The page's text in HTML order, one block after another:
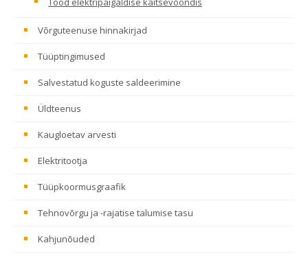
Võrguteenuse hinnakirjad
Tüüptingimused
Salvestatud koguste saldeerimine
Üldteenus
Kaugloetav arvesti
Elektritootja
Tüüpkoormusgraafik
Tehnovõrgu ja -rajatise talumise tasu
Kahjunõuded